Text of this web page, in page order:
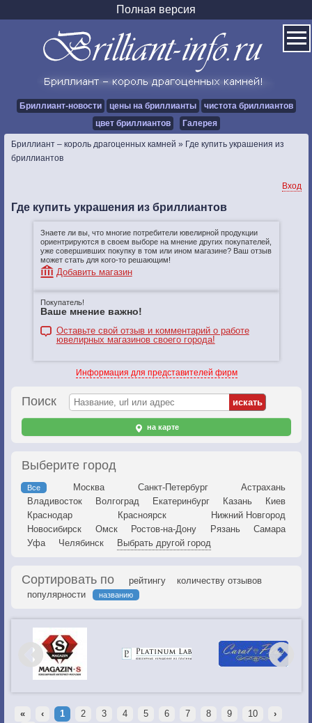
Полная версия
Бриллиант-новости цены на бриллианты
чистота бриллиантов
цвет бриллиантов
Галерея
Бриллиант – король драгоценных камней » Где купить украшения из
бриллиантов
Вход
Где купить украшения из бриллиантов
Знаете ли вы, что многие потребители ювелирной продукции
ориентрируются в своем выборе на мнение других покупателей,
уже совершивших покупку в том или ином магазине? Ваш отзыв
может стать для кого-то решающим!
Добавить магазин
Покупатель!
Ваше мнение важно!
Оставьте свой отзыв и комментарий о работе
ювелирных магазинов своего города!
Информация для представителей фирм
Поиск
на карте
Выберите город
Все Москва Санкт-Петербург
Астрахань
Владивосток
Волгоград Екатеринбург Казань
Киев
Краснодар
Красноярск
Нижний Новгород
Новосибирск
Омск Ростов-на-Дону Рязань
Самара
Уфа
Челябинск Выбрать другой город
Сортировать по рейтингу
количеству отзывов
популярности
названию
« ‹ 1 2 3 4 5 6 7 8 9 10
›